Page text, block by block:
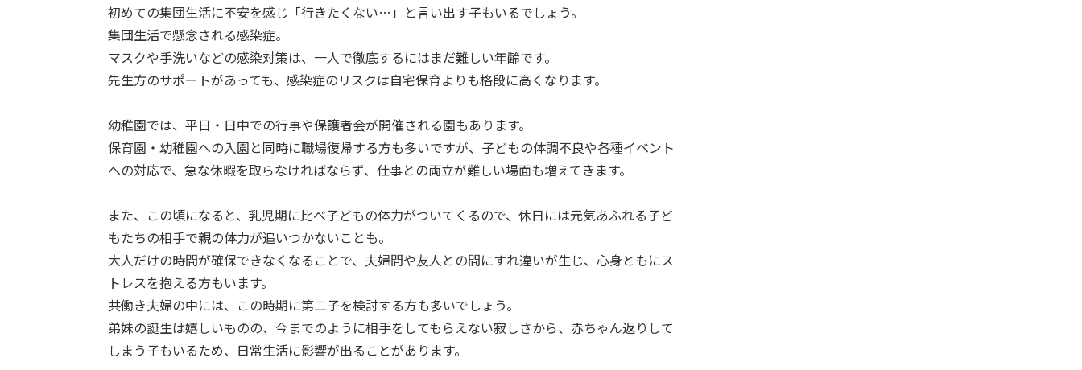
初めての集団生活に不安を感じ「行きたくない…」と言い出す子もいるでしょう。
集団生活で懸念される感染症。
マスクや手洗いなどの感染対策は、一人で徹底するにはまだ難しい年齢です。
先生方のサポートがあっても、感染症のリスクは自宅保育よりも格段に高くなります。
幼稚園では、平日・日中での行事や保護者会が開催される園もあります。
保育園・幼稚園への入園と同時に職場復帰する方も多いですが、子どもの体調不良や各種イベント
への対応で、急な休暇を取らなければならず、仕事との両立が難しい場面も増えてきます。
また、この頃になると、乳児期に比べ子どもの体力がついてくるので、休日には元気あふれる子ど
もたちの相手で親の体力が追いつかないことも。
大人だけの時間が確保できなくなることで、夫婦間や友人との間にすれ違いが生じ、心身ともにス
トレスを抱える方もいます。
共働き夫婦の中には、この時期に第二子を検討する方も多いでしょう。
弟妹の誕生は嬉しいものの、今までのように相手をしてもらえない寂しさから、赤ちゃん返りして
しまう子もいるため、日常生活に影響が出ることがあります。